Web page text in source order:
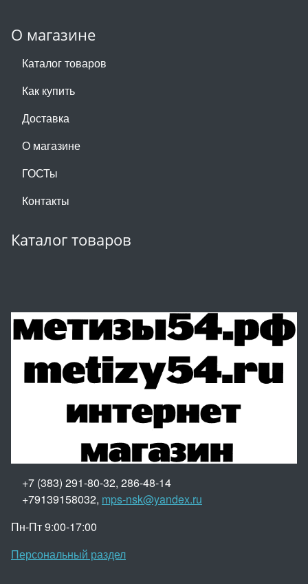
О магазине
Каталог товаров
Как купить
Доставка
О магазине
ГОСТы
Контакты
Каталог товаров
+7 (383) 291-80-32, 286-48-14
+79139158032, mps-nsk@yandex.ru
Пн-Пт 9:00-17:00
Персональный раздел